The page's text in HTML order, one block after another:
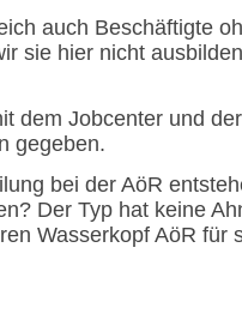
auch Beschäftigte
sie hier nicht
dem Jobcenter und der
gegeben.
bei der AöR
Der Typ hat keine
Wasserkopf AöR für